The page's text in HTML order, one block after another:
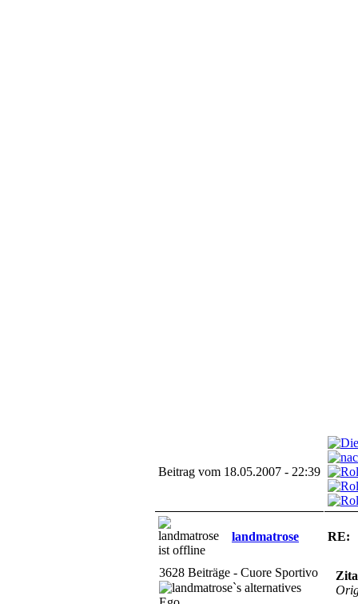
Beitrag vom 18.05.2007 - 22:39
landmatrose RE:
3628 Beiträge - Cuore Sportivo